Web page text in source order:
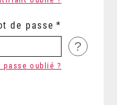
de passe
?
passe oublié ?